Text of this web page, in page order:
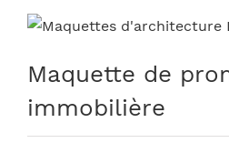
Skip
contentMaquette de
immobilière